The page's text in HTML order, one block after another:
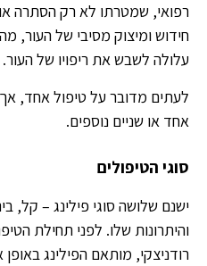
רפואי, שמטרתו לא רק הסתרה
חידוש ומיצוק מסיבי של העור,
עלולה לשבש את ריפויו של העור.
לעתים מדובר על טיפול אחד,
אחד או שניים נוספים.
סוגי הטיפולים
ישנם שלושה סוגי פילינג – קל,
והיתרונות שלו. לפני תחילת
רודניצקי, מותאם הפילינג